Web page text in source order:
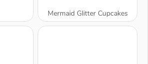
Mermaid Glitter Cupcakes